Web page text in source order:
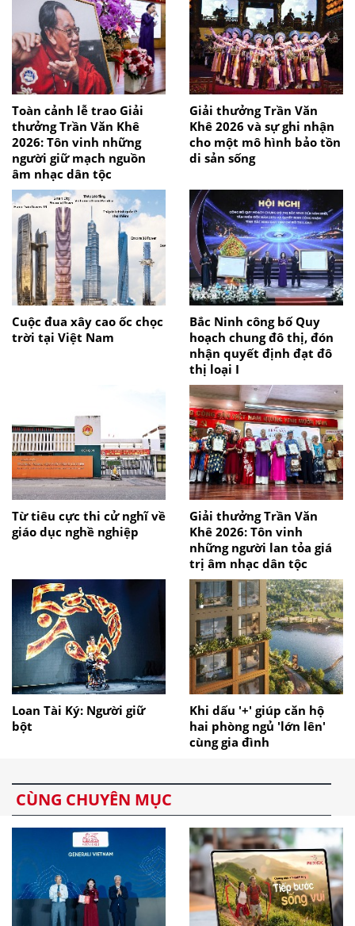
Toàn cảnh lễ trao Giải
thưởng Trần Văn Khê
2026: Tôn vinh những
người giữ mạch nguồn
âm nhạc dân tộc
Giải thưởng Trần Văn
Khê 2026 và sự ghi nhận
cho một mô hình bảo tồn
di sản sống
Cuộc đua xây cao ốc chọc
trời tại Việt Nam
Bắc Ninh công bố Quy
hoạch chung đô thị, đón
nhận quyết định đạt đô
thị loại I
Từ tiêu cực thi cử nghĩ về
giáo dục nghề nghiệp
Giải thưởng Trần Văn
Khê 2026: Tôn vinh
những người lan tỏa giá
trị âm nhạc dân tộc
Loan Tài Ký: Người giữ
bột
Khi dấu '+' giúp căn hộ
hai phòng ngủ 'lớn lên'
cùng gia đình
CÙNG CHUYÊN MỤC